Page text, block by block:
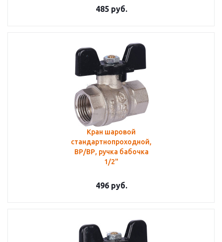
485руб.
Кран шаровой
стандартнопроходной,
ВР/ВР, ручка бабочка
1/2"
496руб.